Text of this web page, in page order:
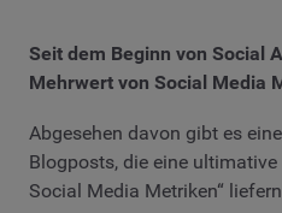
Seit dem Beginn von Social
Mehrwert von Social Media
Abgesehen davon gibt es
Blogposts, die eine
Social Media Metriken“